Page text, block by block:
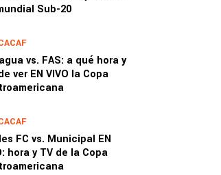
Sub-20
vs. FAS: a qué hora y
ver EN VIVO la Copa
FC vs. Municipal EN
hora y TV de la Copa